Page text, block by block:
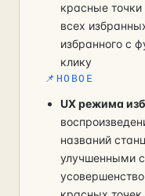
красные точки
всех
избранного с
клику
📌 НОВОЕ
UX режима
названий
улучшенными